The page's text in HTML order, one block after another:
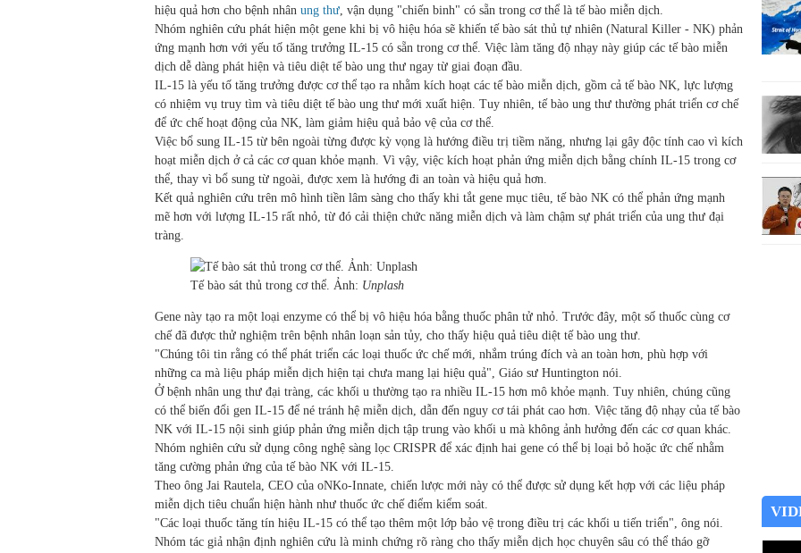
hiệu quả hơn cho bệnh nhân ung thư, vận dụng "chiến binh" có sẵn trong cơ thể là tế bào miễn dịch.
Nhóm nghiên cứu phát hiện một gene khi bị vô hiệu hóa sẽ khiến tế bào sát thủ tự nhiên (Natural Killer - NK) phản
ứng mạnh hơn với yếu tố tăng trưởng IL-15 có sẵn trong cơ thể. Việc làm tăng độ nhạy này giúp các tế bào miễn
dịch dễ dàng phát hiện và tiêu diệt tế bào ung thư ngay từ giai đoạn đầu.
IL-15 là yếu tố tăng trưởng được cơ thể tạo ra nhằm kích hoạt các tế bào miễn dịch, gồm cả tế bào NK, lực lượng
có nhiệm vụ truy tìm và tiêu diệt tế bào ung thư mới xuất hiện. Tuy nhiên, tế bào ung thư thường phát triển cơ chế
để ức chế hoạt động của NK, làm giảm hiệu quả bảo vệ của cơ thể.
Việc bổ sung IL-15 từ bên ngoài từng được kỳ vọng là hướng điều trị tiềm năng, nhưng lại gây độc tính cao vì kích
hoạt miễn dịch ở cả các cơ quan khỏe mạnh. Vì vậy, việc kích hoạt phản ứng miễn dịch bằng chính IL-15 trong cơ
thể, thay vì bổ sung từ ngoài, được xem là hướng đi an toàn và hiệu quả hơn.
Kết quả nghiên cứu trên mô hình tiền lâm sàng cho thấy khi tắt gene mục tiêu, tế bào NK có thể phản ứng mạnh
mẽ hơn với lượng IL-15 rất nhỏ, từ đó cải thiện chức năng miễn dịch và làm chậm sự phát triển của ung thư đại
tràng.
Tế bào sát thủ trong cơ thể. Ảnh: Unplash
Gene này tạo ra một loại enzyme có thể bị vô hiệu hóa bằng thuốc phân tử nhỏ. Trước đây, một số thuốc cùng cơ
chế đã được thử nghiệm trên bệnh nhân loạn sản tủy, cho thấy hiệu quả tiêu diệt tế bào ung thư.
"Chúng tôi tin rằng có thể phát triển các loại thuốc ức chế mới, nhắm trúng đích và an toàn hơn, phù hợp với
những ca mà liệu pháp miễn dịch hiện tại chưa mang lại hiệu quả", Giáo sư Huntington nói.
Ở bệnh nhân ung thư đại tràng, các khối u thường tạo ra nhiều IL-15 hơn mô khỏe mạnh. Tuy nhiên, chúng cũng
có thể biến đổi gen IL-15 để né tránh hệ miễn dịch, dẫn đến nguy cơ tái phát cao hơn. Việc tăng độ nhạy của tế bào
NK với IL-15 nội sinh giúp phản ứng miễn dịch tập trung vào khối u mà không ảnh hưởng đến các cơ quan khác.
Nhóm nghiên cứu sử dụng công nghệ sàng lọc CRISPR để xác định hai gene có thể bị loại bỏ hoặc ức chế nhằm
tăng cường phản ứng của tế bào NK với IL-15.
Theo ông Jai Rautela, CEO của oNKo-Innate, chiến lược mới này có thể được sử dụng kết hợp với các liệu pháp
miễn dịch tiêu chuẩn hiện hành như thuốc ức chế điểm kiểm soát.
"Các loại thuốc tăng tín hiệu IL-15 có thể tạo thêm một lớp bảo vệ trong điều trị các khối u tiến triển", ông nói.
Nhóm tác giả nhận định nghiên cứu là minh chứng rõ ràng cho thấy miễn dịch học chuyên sâu có thể tháo gỡ